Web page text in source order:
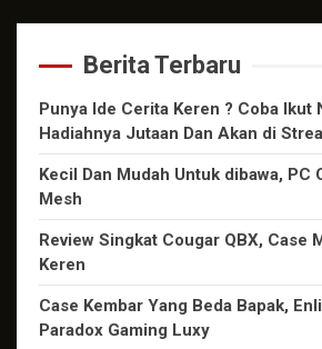
Berita Terbaru
Punya Ide Cerita Keren ? Coba Ikut
Hadiahnya Jutaan Dan Akan di
Kecil Dan Mudah Untuk dibawa, PC
Mesh
Review Singkat Cougar QBX, Case
Keren
Case Kembar Yang Beda Bapak,
Paradox Gaming Luxy